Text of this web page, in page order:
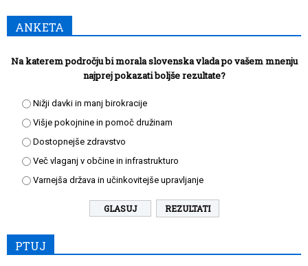
ANKETA
Na katerem področju bi morala slovenska vlada po vašem mnenju
najprej pokazati boljše rezultate?
Nižji davki in manj birokracije
Višje pokojnine in pomoč družinam
Dostopnejše zdravstvo
Več vlaganj v občine in infrastrukturo
Varnejša država in učinkovitejše upravljanje
REZULTATI
PTUJ